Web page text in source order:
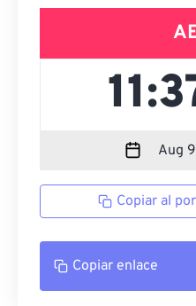
Copiar al
Copiar enlace